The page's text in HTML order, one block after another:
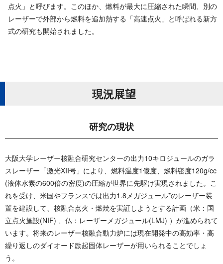
点火」と呼びます。このほか、燃料が最大に圧縮された瞬間、別の
レーザーで外部から燃料を追加熱する「高速点火」と呼ばれる新方
式の研究も開始され ま し た 。
現 況 展 望
研 究 の 現 状
大阪大学レーザー核融合研究センターの出力10キロジュールのガラ
スレーザー「激光XII号」により、燃料温度1億度、燃料密度120g/cc
(液体水素の600倍の密度)の圧縮が世界に先駆け実現されました。こ
れを受け、米国やフランスでは出力1.8メガジュール*のレーザー装
置を建設して、核融合点火・燃焼を実証しようとする計画（米：国
立点火施設(NIF) 、仏：レーザーメガジュール(LMJ) ）が進められて
います。将来のレーザー核融合動力炉には現在開発中の高効率・高
繰り返しのダイオード励起固体レーザーが用いられることでしょ
う。